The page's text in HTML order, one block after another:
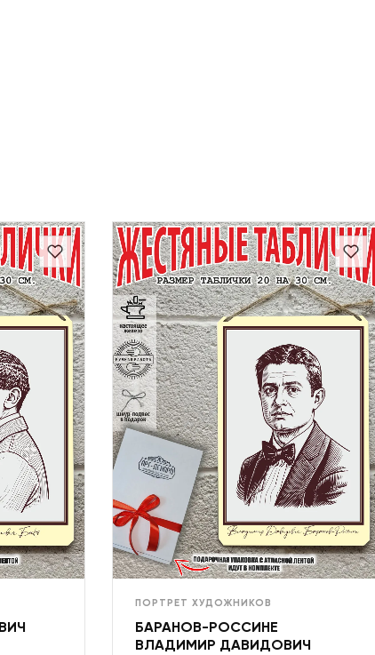
ПОРТРЕТ ХУДОЖНИКОВ
БАРАНОВ-РОССИНЕ
ВЛАДИМИР ДАВИДОВИЧ